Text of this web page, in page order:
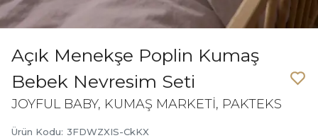
Açık Menekşe Poplin Kumaş
Bebek Nevresim Seti
JOYFUL BABY, KUMAŞ MARKETİ, PAKTEKS
Ürün Kodu: 3FDWZXIS-CkKX